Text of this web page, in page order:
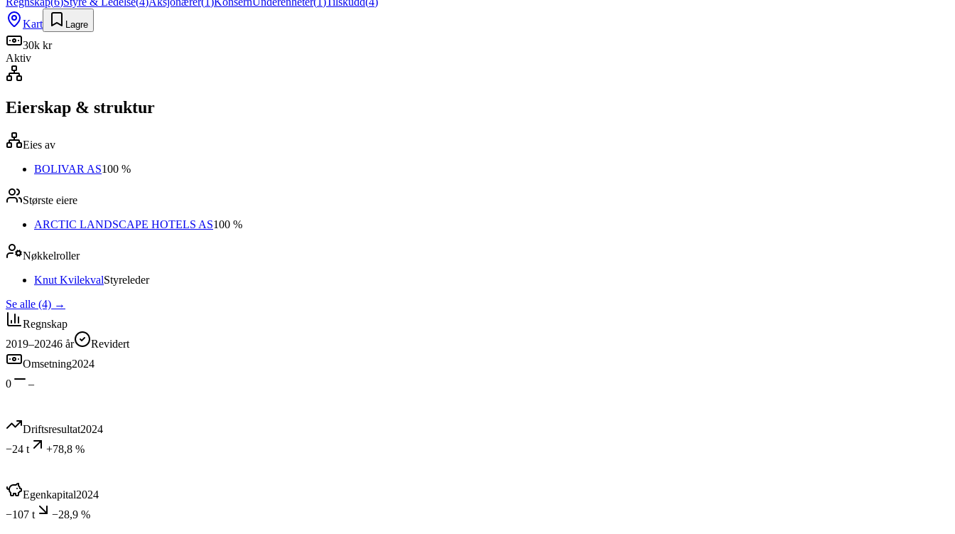
Kart
Lagre
30k kr
Aktiv
Eierskap & struktur
Eies av
BOLIVAR AS100 %
Største eiere
ARCTIC LANDSCAPE HOTELS AS100 %
Nøkkelroller
Knut KvilekvalStyreleder
Se alle (4) →
Regnskap
2019–20246 år
Revidert
Omsetning2024
0
–
Driftsresultat2024
−24 t
+78,8 %
Egenkapital2024
−107 t
−28,9 %